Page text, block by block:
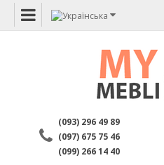
(093) 296 49 89
(097) 675 75 46
(099) 266 14 40